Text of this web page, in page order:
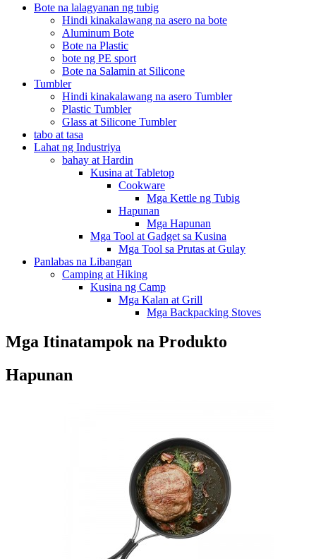
Bote na lalagyanan ng tubig
Hindi kinakalawang na asero na bote
Aluminum Bote
Bote na Plastic
bote ng PE sport
Bote na Salamin at Silicone
Tumbler
Hindi kinakalawang na asero Tumbler
Plastic Tumbler
Glass at Silicone Tumbler
tabo at tasa
Lahat ng Industriya
bahay at Hardin
Kusina at Tabletop
Cookware
Mga Kettle ng Tubig
Hapunan
Mga Hapunan
Mga Tool at Gadget sa Kusina
Mga Tool sa Prutas at Gulay
Panlabas na Libangan
Camping at Hiking
Kusina ng Camp
Mga Kalan at Grill
Mga Backpacking Stoves
Mga Itinatampok na Produkto
Hapunan